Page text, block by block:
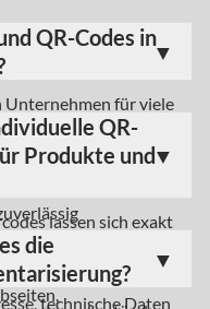
QR-Codes in
Unternehmen für viele
von der
Verlinkung. Sie
Prozesse zu
Lager und Versand
von Produkten und
QR-
Produkte und
lassen sich exakt
und bieten
Sie können
technische Daten
die